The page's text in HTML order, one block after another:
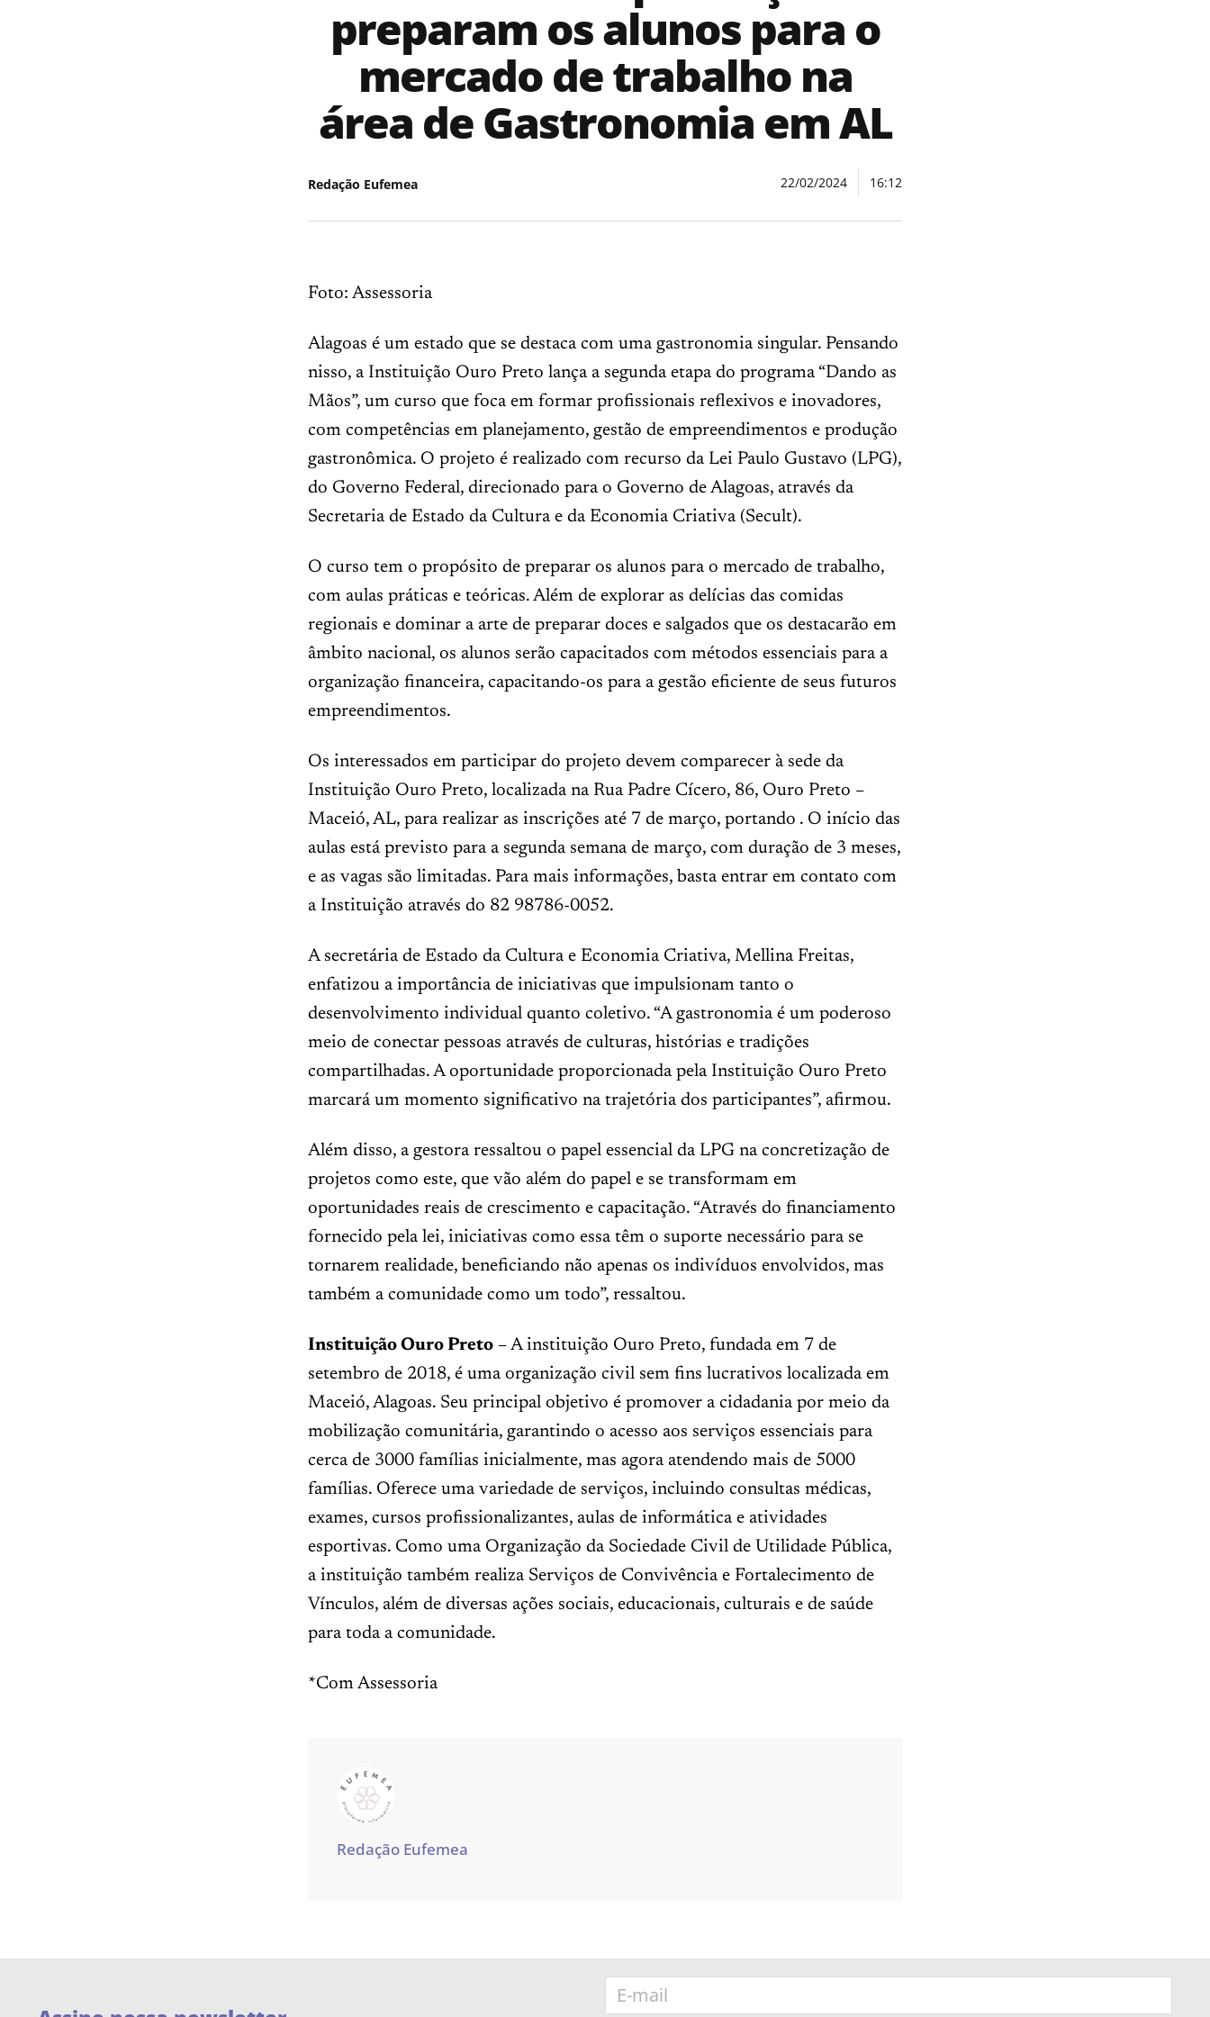
preparam os alunos para o
mercado de trabalho na
área de Gastronomia em AL
Redação Eufemea 22/02/2024 16:12
Foto: Assessoria
Alagoas é um estado que se destaca com uma gastronomia singular. Pensando
nisso, a Instituição Ouro Preto lança a segunda etapa do programa “Dando as
Mãos”, um curso que foca em formar profissionais reflexivos e inovadores,
com competências em planejamento, gestão de empreendimentos e produção
gastronômica. O projeto é realizado com recurso da Lei Paulo Gustavo (LPG),
do Governo Federal, direcionado para o Governo de Alagoas, através da
Secretaria de Estado da Cultura e da Economia Criativa (Secult).
O curso tem o propósito de preparar os alunos para o mercado de trabalho,
com aulas práticas e teóricas. Além de explorar as delícias das comidas
regionais e dominar a arte de preparar doces e salgados que os destacarão em
âmbito nacional, os alunos serão capacitados com métodos essenciais para a
organização financeira, capacitando-os para a gestão eficiente de seus futuros
empreendimentos.
Os interessados em participar do projeto devem comparecer à sede da
Instituição Ouro Preto, localizada na Rua Padre Cícero, 86, Ouro Preto –
Maceió, AL, para realizar as inscrições até 7 de março, portando . O início das
aulas está previsto para a segunda semana de março, com duração de 3 meses,
e as vagas são limitadas. Para mais informações, basta entrar em contato com
a Instituição através do 82 98786-0052.
A secretária de Estado da Cultura e Economia Criativa, Mellina Freitas,
enfatizou a importância de iniciativas que impulsionam tanto o
desenvolvimento individual quanto coletivo. “A gastronomia é um poderoso
meio de conectar pessoas através de culturas, histórias e tradições
compartilhadas. A oportunidade proporcionada pela Instituição Ouro Preto
marcará um momento significativo na trajetória dos participantes”, afirmou.
Além disso, a gestora ressaltou o papel essencial da LPG na concretização de
projetos como este, que vão além do papel e se transformam em
oportunidades reais de crescimento e capacitação. “Através do financiamento
fornecido pela lei, iniciativas como essa têm o suporte necessário para se
tornarem realidade, beneficiando não apenas os indivíduos envolvidos, mas
também a comunidade como um todo”, ressaltou.
Instituição Ouro Preto – A instituição Ouro Preto, fundada em 7 de
setembro de 2018, é uma organização civil sem fins lucrativos localizada em
Maceió, Alagoas. Seu principal objetivo é promover a cidadania por meio da
mobilização comunitária, garantindo o acesso aos serviços essenciais para
cerca de 3000 famílias inicialmente, mas agora atendendo mais de 5000
famílias. Oferece uma variedade de serviços, incluindo consultas médicas,
exames, cursos profissionalizantes, aulas de informática e atividades
esportivas. Como uma Organização da Sociedade Civil de Utilidade Pública,
a instituição também realiza Serviços de Convivência e Fortalecimento de
Vínculos, além de diversas ações sociais, educacionais, culturais e de saúde
para toda a comunidade.
*Com Assessoria
Redação Eufemea